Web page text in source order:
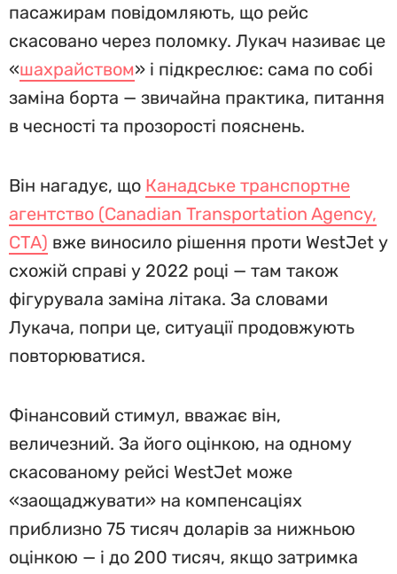
пасажирам повідомляють, що рейс
скасовано через поломку. Лукач називає це
«шахрайством» і підкреслює: сама по собі
заміна борта — звичайна практика, питання
в чесності та прозорості пояснень.
Він нагадує, що Канадське транспортне
агентство (Canadian Transportation Agency,
CTA) вже виносило рішення проти WestJet у
схожій справі у 2022 році — там також
фігурувала заміна літака. За словами
Лукача, попри це, ситуації продовжують
повторюватися.
Фінансовий стимул, вважає він,
величезний. За його оцінкою, на одному
скасованому рейсі WestJet може
«заощаджувати» на компенсаціях
приблизно 75 тисяч доларів за нижньою
оцінкою — і до 200 тисяч, якщо затримка